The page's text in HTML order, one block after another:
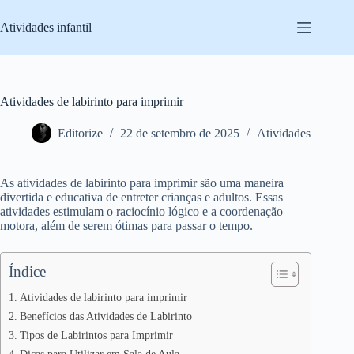
para
o
Atividades infantil
Atividades de labirinto para imprimir
Editorize 22 de setembro de 2025 Atividades
As atividades de labirinto para imprimir são uma maneira
divertida e educativa de entreter crianças e adultos. Essas
atividades estimulam o raciocínio lógico e a coordenação
motora, além de serem ótimas para passar o tempo.
Índice
Atividades de labirinto para imprimir
Benefícios das Atividades de Labirinto
Tipos de Labirintos para Imprimir